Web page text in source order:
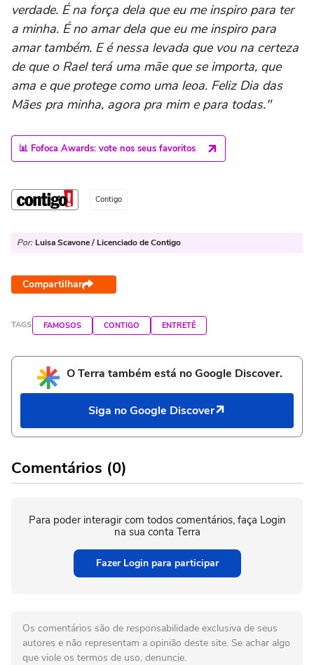
verdade. É na força dela que eu me inspiro para ter
a minha. É no amar dela que eu me inspiro para
amar também. E é nessa levada que vou na certeza
de que o Rael terá uma mãe que se importa, que
ama e que protege como uma leoa. Feliz Dia das
Mães pra minha, agora pra mim e para todas."
📊 Fofoca Awards: vote nos seus favoritos
Contigo
Por: Luisa Scavone / Licenciado de Contigo
Compartilhar
TAGS FAMOSOS CONTIGO ENTRETÊ
O Terra também está no Google Discover.
Siga no Google Discover
Comentários (0)
Para poder interagir com todos comentários, faça Login
na sua conta Terra
Fazer Login para participar
Os comentários são de responsabilidade exclusiva de seus
autores e não representam a opinião deste site. Se achar algo
que viole os termos de uso, denuncie.